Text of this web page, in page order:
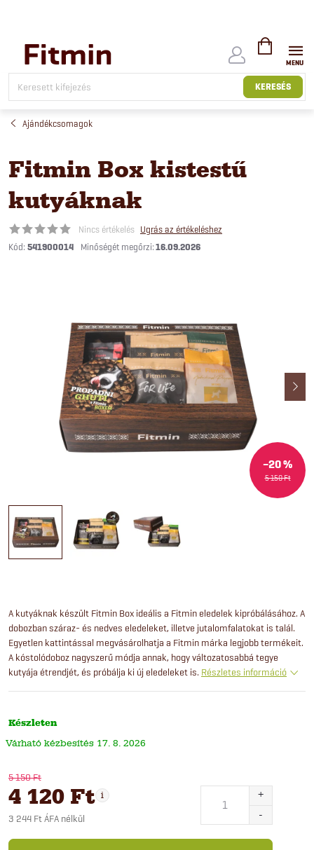
tartalomhoz
KERESÉS
KOSÁR
Ajándékcsomagok
Fitmin Box kistestű
kutyáknak
Nincs értékelés Ugrás az értékeléshez
Kód: 541900014 16.09.2026
5 150 Ft
–20 %
A kutyáknak készült Fitmin Box ideális a Fitmin eledelek kipróbálásához. A
dobozban száraz- és nedves eledeleket, illetve jutalomfalatokat is talál.
Egyetlen kattintással megvásárolhatja a Fitmin márka legjobb termékeit.
A kóstolódoboz nagyszerű módja annak, hogy változatosabbá tegye
kutyája étrendjét, és próbálja ki új eledeleket is. Részletes információ
Készleten
17. 8. 2026
5 150 Ft
4 120 Ft
3 244 Ft ÁFA nélkül